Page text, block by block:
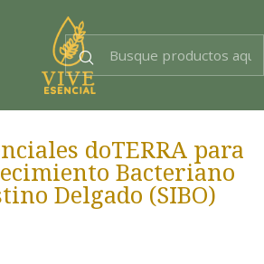
doTERRA para
Bacteriano
Delgado (SIBO)
Dra. EsencIAl
Experta en bienestar